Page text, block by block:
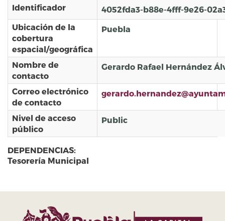
Identificador
4052fda3-b88e-4fff-9e26-
Ubicación de la
cobertura
espacial/geográfica
Puebla
Nombre de
contacto
Gerardo Rafael Hernández
Correo electrónico
de contacto
Nivel de acceso
público
Public
DEPENDENCIAS:
Tesorería Municipal